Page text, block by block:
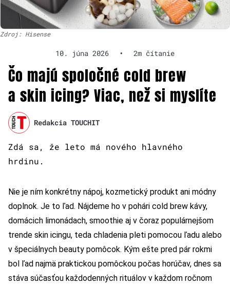
Zdroj: Hisense
10. júna 2026 • 2m čítanie
Čo majú spoločné cold brew
a skin icing? Viac, než si myslíte
Redakcia TOUCHIT
Zdá sa, že leto má nového hlavného
hrdinu.
Nie je ním konkrétny nápoj, kozmetický produkt ani módny
doplnok. Je to ľad. Nájdeme ho v pohári cold brew kávy,
domácich limonádach, smoothie aj v čoraz populárnejšom
trende skin icingu, teda chladenia pleti pomocou ľadu alebo
v špeciálnych beauty pomôcok. Kým ešte pred pár rokmi
bol ľad najmä praktickou pomôckou počas horúčav, dnes sa
stáva súčasťou každodenných rituálov v každom ročnom